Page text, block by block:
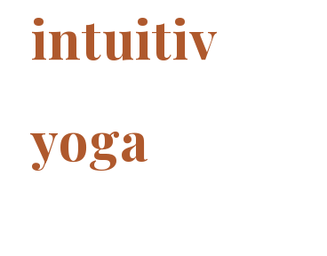
intuitiv
yoga